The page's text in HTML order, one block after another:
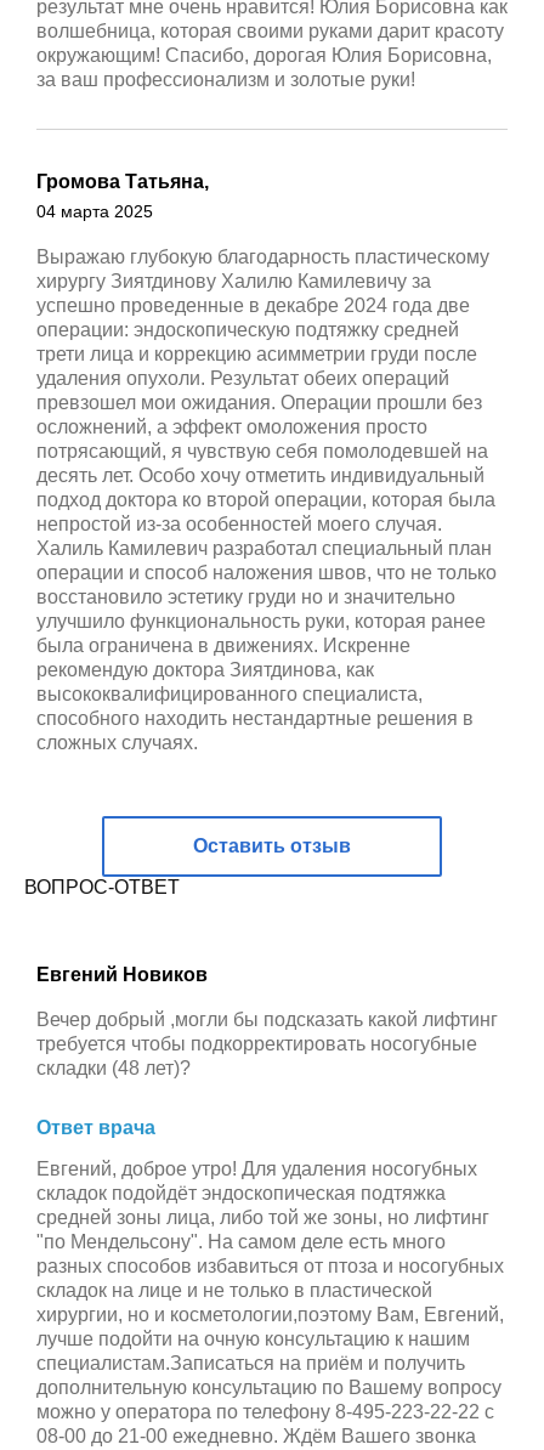
результат мне очень нравится! Юлия Борисовна как
волшебница, которая своими руками дарит красоту
окружающим! Спасибо, дорогая Юлия Борисовна,
за ваш профессионализм и золотые руки!
Громова Татьяна,
04 марта 2025
Выражаю глубокую благодарность пластическому
хирургу Зиятдинову Халилю Камилевичу за
успешно проведенные в декабре 2024 года две
операции: эндоскопическую подтяжку средней
трети лица и коррекцию асимметрии груди после
удаления опухоли. Результат обеих операций
превзошел мои ожидания. Операции прошли без
осложнений, а эффект омоложения просто
потрясающий, я чувствую себя помолодевшей на
десять лет. Особо хочу отметить индивидуальный
подход доктора ко второй операции, которая была
непростой из-за особенностей моего случая.
Халиль Камилевич разработал специальный план
операции и способ наложения швов, что не только
восстановило эстетику груди но и значительно
улучшило функциональность руки, которая ранее
была ограничена в движениях. Искренне
рекомендую доктора Зиятдинова, как
высококвалифицированного специалиста,
способного находить нестандартные решения в
сложных случаях.
Оставить отзыв
ВОПРОС-ОТВЕТ
Евгений Новиков
Вечер добрый ,могли бы подсказать какой лифтинг
требуется чтобы подкорректировать носогубные
складки (48 лет)?
Ответ врача
Евгений, доброе утро! Для удаления носогубных
складок подойдёт эндоскопическая подтяжка
средней зоны лица, либо той же зоны, но лифтинг
"по Мендельсону". На самом деле есть много
разных способов избавиться от птоза и носогубных
складок на лице и не только в пластической
хирургии, но и косметологии,поэтому Вам, Евгений,
лучше подойти на очную консультацию к нашим
специалистам.Записаться на приём и получить
дополнительную консультацию по Вашему вопросу
можно у оператора по телефону 8-495-223-22-22 с
08-00 до 21-00 ежедневно. Ждём Вашего звонка